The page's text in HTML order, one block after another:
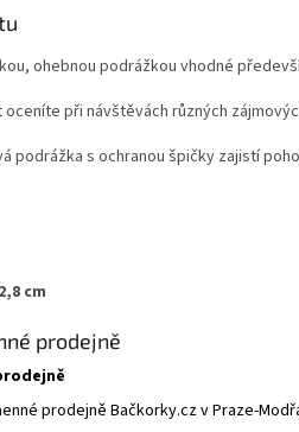
ohebnou podrážkou vhodné
při návštěvách různých
podrážka s ochranou špičky zajistí
cm
prodejně
prodejně Bačkorky.cz v Praze-